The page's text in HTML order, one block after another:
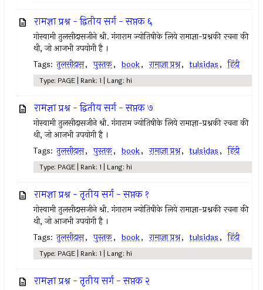
रामज्ञा प्रश्न - द्वितीय सर्ग - सप्तक ६
गोस्वामी तुलसीदासजीने श्री. गंगाराम ज्योतिषीके लिये रामाज्ञा-प्रश्नकी रचना की
थी, जो आजभी उपयोगी है ।
Tags: तुलसीदास, पुस्तक, book, रामाज्ञा प्रश्न, tulsidas, हिंदी
Type: PAGE | Rank: 1 | Lang: hi
रामज्ञा प्रश्न - द्वितीय सर्ग - सप्तक ७
गोस्वामी तुलसीदासजीने श्री. गंगाराम ज्योतिषीके लिये रामाज्ञा-प्रश्नकी रचना की
थी, जो आजभी उपयोगी है ।
Tags: तुलसीदास, पुस्तक, book, रामाज्ञा प्रश्न, tulsidas, हिंदी
Type: PAGE | Rank: 1 | Lang: hi
रामज्ञा प्रश्न - तृतीय सर्ग - सप्तक १
गोस्वामी तुलसीदासजीने श्री. गंगाराम ज्योतिषीके लिये रामाज्ञा-प्रश्नकी रचना की
थी, जो आजभी उपयोगी है ।
Tags: तुलसीदास, पुस्तक, book, रामाज्ञा प्रश्न, tulsidas, हिंदी
Type: PAGE | Rank: 1 | Lang: hi
रामज्ञा प्रश्न - तृतीय सर्ग - सप्तक २